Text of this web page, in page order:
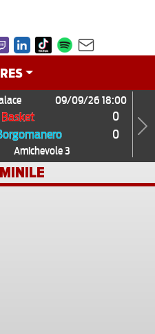
09/09/26 18:00
0
0
Amichevole 3
Next